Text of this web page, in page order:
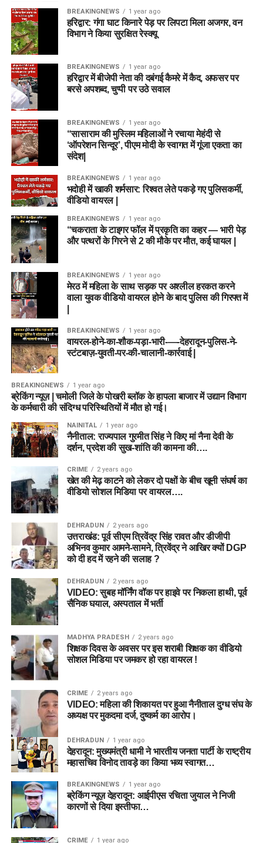
BREAKINGNEWS 1 year ago
हरिद्वार: गंगा घाट किनारे पेड़ पर लिपटा मिला अजगर, वन
विभाग ने किया सुरक्षित रेस्क्यू
BREAKINGNEWS 1 year ago
हरिद्वार में बीजेपी नेता की दबंगई कैमरे में कैद, अफसर पर
बरसे अपशब्द, चुप्पी पर उठे सवाल
BREAKINGNEWS 1 year ago
“सासाराम की मुस्लिम महिलाओं ने रचाया मेहंदी से
‘ऑपरेशन सिन्दूर’, पीएम मोदी के स्वागत में गूंजा एकता का
संदेश|
BREAKINGNEWS 1 year ago
भदोही में खाकी शर्मसार: रिश्वत लेते पकड़े गए पुलिसकर्मी,
वीडियो वायरल |
BREAKINGNEWS 1 year ago
“चकराता के टाइगर फॉल में प्रकृति का कहर — भारी पेड़
और पत्थरों के गिरने से 2 की मौके पर मौत, कई घायल |
BREAKINGNEWS 1 year ago
मेरठ में महिला के साथ सड़क पर अश्लील हरकत करने
वाला युवक वीडियो वायरल होने के बाद पुलिस की गिरफ्त में
BREAKINGNEWS 1 year ago
वायरल-होने-का-शौक-पड़ा-भारी-—-देहरादून-पुलिस-ने-
स्टंटबाज़-युवती-पर-की-चालानी-कार्रवाई |
BREAKINGNEWS 1 year ago
ब्रेकिंग न्यूज़ | चमोली जिले के पोखरी ब्लॉक के हापला बाजार में उद्यान विभाग
के कर्मचारी की संदिग्ध परिस्थितियों में मौत हो गई।
NAINITAL 1 year ago
नैनीताल: राज्यपाल गुरमीत सिंह ने किए मां नैना देवी के
दर्शन, प्रदेश की सुख-शांति की कामना की….
CRIME 2 years ago
खेत की मेढ़ काटने को लेकर दो पक्षों के बीच खूनी संघर्ष का
वीडियो सोशल मिडिया पर वायरल….
DEHRADUN 2 years ago
उत्तराखंड: पूर्व सीएम त्रिवेंद्र सिंह रावत और डीजीपी
अभिनव कुमार आमने-सामने, त्रिवेंद्र ने आखिर क्यों DGP
को दी हद में रहने की सलाह ?
DEHRADUN 2 years ago
VIDEO: सुबह मॉर्निंग वॉक पर हाइवे पर निकला हाथी, पूर्व
सैनिक घयाल, अस्पताल में भर्ती
MADHYA PRADESH 2 years ago
शिक्षक दिवस के अवसर पर इस शराबी शिक्षक का वीडियो
सोशल मिडिया पर जमकर हो रहा वायरल !
CRIME 2 years ago
VIDEO: महिला की शिकायत पर हुआ नैनीताल दुग्ध संघ के
अध्यक्ष पर मुकदमा दर्ज, दुष्कर्म का आरोप।
DEHRADUN 1 year ago
देहरादून: मुख्यमंत्री धामी ने भारतीय जनता पार्टी के राष्ट्रीय
महासचिव विनोद तावड़े का किया भव्य स्वागत…
BREAKINGNEWS 1 year ago
ब्रेकिंग न्यूज़ देहरादून: आईपीएस रचिता जुयाल ने निजी
कारणों से दिया इस्तीफा…
CRIME 1 year ago